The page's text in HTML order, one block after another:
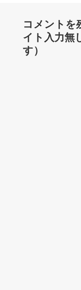
コメントを
イト入力無
す）